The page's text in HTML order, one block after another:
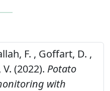
F. , Goffart, D. ,
(2022). Potato
with